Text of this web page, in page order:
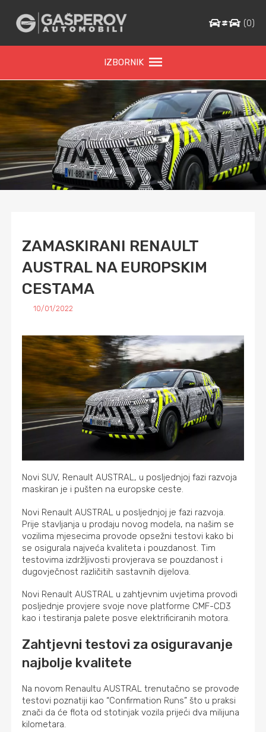
IZBORNIK
(0)
ZAMASKIRANI RENAULT
AUSTRAL NA EUROPSKIM
CESTAMA
10/01/2022
Novi SUV, Renault AUSTRAL, u posljednjoj fazi razvoja
maskiran je i pušten na europske ceste.
Novi Renault AUSTRAL u posljednjoj je fazi razvoja.
Prije stavljanja u prodaju novog modela, na našim se
vozilima mjesecima provode opsežni testovi kako bi
se osigurala najveća kvaliteta i pouzdanost. Tim
testovima izdržljivosti provjerava se pouzdanost i
dugovječnost različitih sastavnih dijelova.
Novi Renault AUSTRAL u zahtjevnim uvjetima provodi
posljednje provjere svoje nove platforme CMF-CD3
kao i testiranja palete posve elektrificiranih motora.
Zahtjevni testovi za osiguravanje
najbolje kvalitete
Na novom Renaultu AUSTRAL trenutačno se provode
testovi poznatiji kao “Confirmation Runs” što u praksi
znači da će flota od stotinjak vozila prijeći dva milijuna
kilometara.